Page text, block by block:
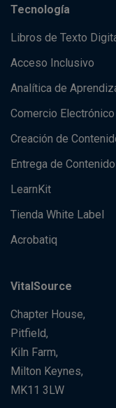
Tecnología
Libros de Texto
Acceso Inclusivo
Analítica de
Comercio Electrónico
Creación de
Entrega de Contenido
LearnKit
Tienda White Label
Acrobatiq
VitalSource
Chapter House,
Pitfield,
Kiln Farm,
Milton Keynes,
MK11 3LW